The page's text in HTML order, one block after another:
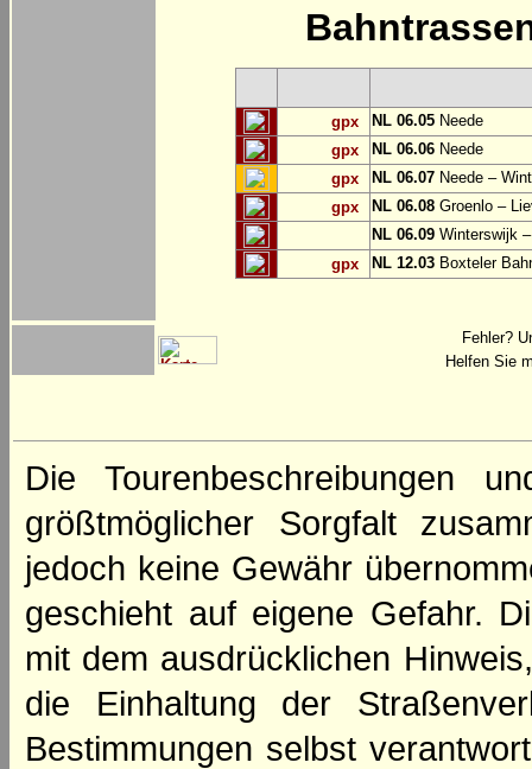
gpx NL 06.05 Neede
gpx
NL 06.06 Neede
gpx
NL 06.07 Neede –
gpx
NL 06.08 Groenlo –
NL 06.09 Winterswijk
gpx
NL 12.03 Boxteler
Fehler?
Helfen Sie
Die Tourenbeschreibungen
größtmöglicher Sorgfalt
jedoch keine Gewähr
geschieht auf eigene Gefahr.
mit dem ausdrücklichen
die Einhaltung der
Bestimmungen selbst